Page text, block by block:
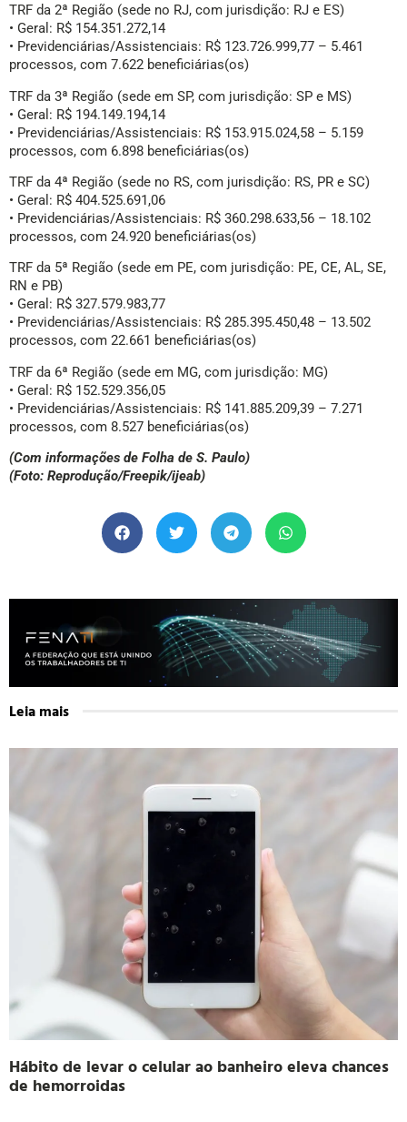
TRF da 2ª Região (sede no RJ, com jurisdição: RJ e ES)
• Geral: R$ 154.351.272,14
• Previdenciárias/Assistenciais: R$ 123.726.999,77 – 5.461
processos, com 7.622 beneficiárias(os)
TRF da 3ª Região (sede em SP, com jurisdição: SP e MS)
• Geral: R$ 194.149.194,14
• Previdenciárias/Assistenciais: R$ 153.915.024,58 – 5.159
processos, com 6.898 beneficiárias(os)
TRF da 4ª Região (sede no RS, com jurisdição: RS, PR e SC)
• Geral: R$ 404.525.691,06
• Previdenciárias/Assistenciais: R$ 360.298.633,56 – 18.102
processos, com 24.920 beneficiárias(os)
TRF da 5ª Região (sede em PE, com jurisdição: PE, CE, AL, SE,
RN e PB)
• Geral: R$ 327.579.983,77
• Previdenciárias/Assistenciais: R$ 285.395.450,48 – 13.502
processos, com 22.661 beneficiárias(os)
TRF da 6ª Região (sede em MG, com jurisdição: MG)
• Geral: R$ 152.529.356,05
• Previdenciárias/Assistenciais: R$ 141.885.209,39 – 7.271
processos, com 8.527 beneficiárias(os)
(Com informações de Folha de S. Paulo)
(Foto: Reprodução/Freepik/ijeab)
Leia mais
Hábito de levar o celular ao banheiro eleva chances
de hemorroidas